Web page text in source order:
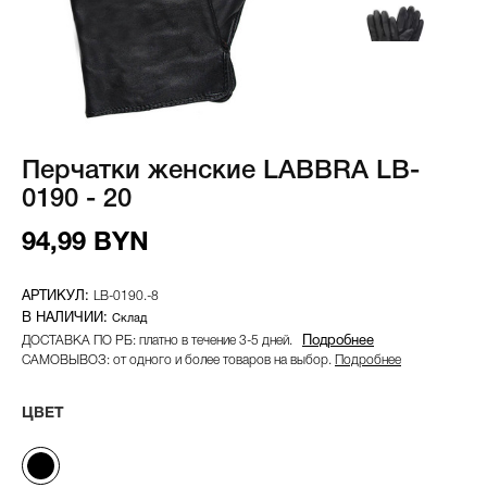
Перчатки женские LABBRA LB-
0190 - 20
94,99 BYN
LB-0190.-8
Склад
ДОСТАВКА ПО РБ: платно в течение 3-5 дней. Подробнее
САМОВЫВОЗ: от одного и более товаров на выбор. Подробнее
ЦВЕТ